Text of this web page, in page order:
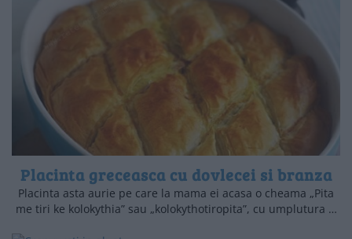
Placinta greceasca cu dovlecei si branza
Placinta asta aurie pe care la mama ei acasa o cheama „Pita
me tiri ke kolokythia” sau „kolokythotiropita”, cu umplutura …